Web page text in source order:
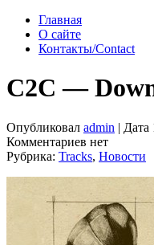
Главная
О сайте
Контакты/Contact
C2C —
Опубликовал admin | Дата
Комментариев нет
Рубрика: Tracks, Новости